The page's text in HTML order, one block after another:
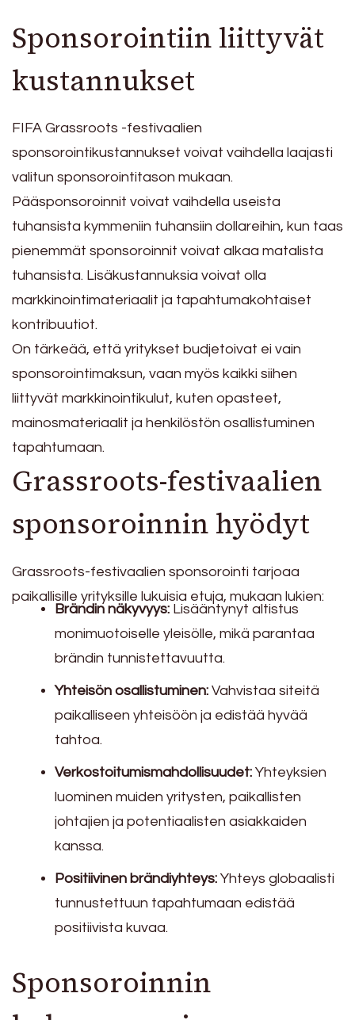
Sponsorointiin liittyvät
kustannukset
FIFA Grassroots -festivaalien
sponsorointikustannukset voivat vaihdella laajasti
valitun sponsorointitason mukaan.
Pääsponsoroinnit voivat vaihdella useista
tuhansista kymmeniin tuhansiin dollareihin, kun taas
pienemmät sponsoroinnit voivat alkaa matalista
tuhansista. Lisäkustannuksia voivat olla
markkinointimateriaalit ja tapahtumakohtaiset
kontribuutiot.
On tärkeää, että yritykset budjetoivat ei vain
sponsorointimaksun, vaan myös kaikki siihen
liittyvät markkinointikulut, kuten opasteet,
mainosmateriaalit ja henkilöstön osallistuminen
tapahtumaan.
Grassroots-festivaalien
sponsoroinnin hyödyt
Grassroots-festivaalien sponsorointi tarjoaa
paikallisille yrityksille lukuisia etuja, mukaan lukien:
Brändin näkyvyys: Lisääntynyt altistus
monimuotoiselle yleisölle, mikä parantaa
brändin tunnistettavuutta.
Yhteisön osallistuminen: Vahvistaa siteitä
paikalliseen yhteisöön ja edistää hyvää
tahtoa.
Verkostoitumismahdollisuudet: Yhteyksien
luominen muiden yritysten, paikallisten
johtajien ja potentiaalisten asiakkaiden
kanssa.
Positiivinen brändiyhteys: Yhteys globaalisti
tunnustettuun tapahtumaan edistää
positiivista kuvaa.
Sponsoroinnin